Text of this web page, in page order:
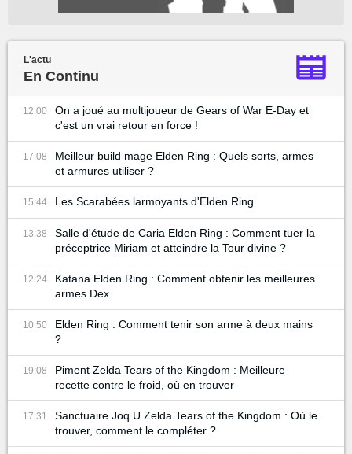
L'actu
En Continu
12:00
On a joué au multijoueur de Gears of War E-Day et
c'est un vrai retour en force !
17:08
Meilleur build mage Elden Ring : Quels sorts, armes
et armures utiliser ?
15:44 Les Scarabées larmoyants d'Elden Ring
13:38
Salle d'étude de Caria Elden Ring : Comment tuer la
préceptrice Miriam et atteindre la Tour divine ?
12:24
Katana Elden Ring : Comment obtenir les meilleures
armes Dex
10:50
Elden Ring : Comment tenir son arme à deux mains
?
19:08
Piment Zelda Tears of the Kingdom : Meilleure
recette contre le froid, où en trouver
17:31
Sanctuaire Joq U Zelda Tears of the Kingdom : Où le
trouver, comment le compléter ?